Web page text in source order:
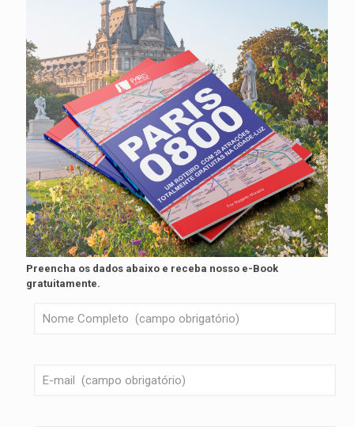
Preencha os dados abaixo e receba nosso e-Book
gratuitamente.